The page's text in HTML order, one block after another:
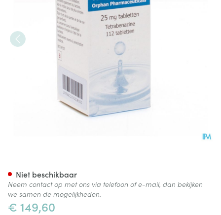
€ 149,60
Niet beschikbaar
Neem contact op met ons via telefoon of e-mail, dan bekijken
we samen de mogelijkheden.